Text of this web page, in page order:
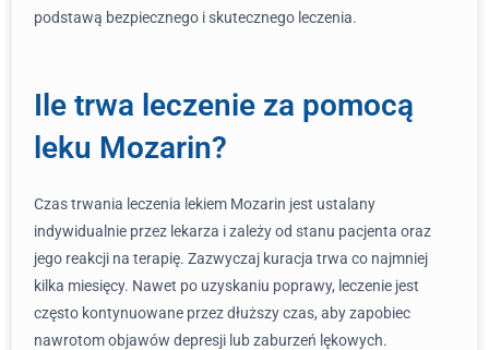
podstawą bezpiecznego i skutecznego leczenia.
Ile trwa leczenie za pomocą
leku Mozarin?
Czas trwania leczenia lekiem Mozarin jest ustalany
indywidualnie przez lekarza i zależy od stanu pacjenta oraz
jego reakcji na terapię. Zazwyczaj kuracja trwa co najmniej
kilka miesięcy. Nawet po uzyskaniu poprawy, leczenie jest
często kontynuowane przez dłuższy czas, aby zapobiec
nawrotom objawów depresji lub zaburzeń lękowych.